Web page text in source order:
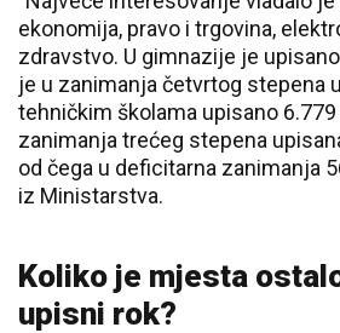
ekonomija, pravo i trgovina,
zdravstvo. U gimnazije je
je u zanimanja četvrtog stepena
tehničkim školama upisano 6.779
zanimanja trećeg stepena
od čega u deficitarna zanimanja
iz Ministarstva.
Koliko je mjesta
upisni rok?